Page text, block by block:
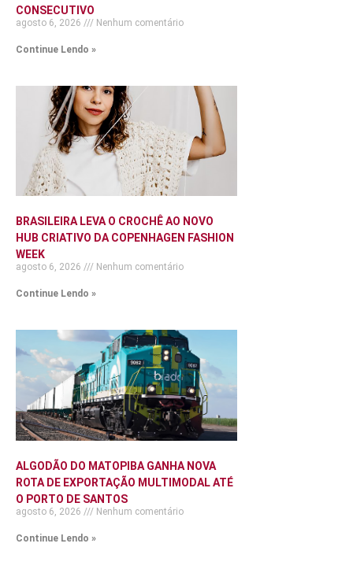
CONSECUTIVO
agosto 6, 2026 Nenhum comentário
Continue Lendo »
BRASILEIRA LEVA O CROCHÊ AO NOVO
HUB CRIATIVO DA COPENHAGEN FASHION
WEEK
agosto 6, 2026 Nenhum comentário
Continue Lendo »
ALGODÃO DO MATOPIBA GANHA NOVA
ROTA DE EXPORTAÇÃO MULTIMODAL ATÉ
O PORTO DE SANTOS
agosto 6, 2026 Nenhum comentário
Continue Lendo »